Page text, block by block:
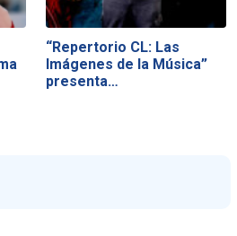
“Repertorio CL: Las
Imágenes de la Música”
presenta…